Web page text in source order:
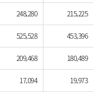
248,280 215,225
525,528 453,396
209,468 180,489
17,094 19,973